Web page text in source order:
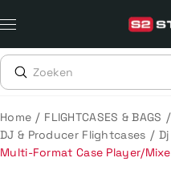
naar
content
Home / FLIGHTCASES & BAGS /
DJ & Producer Flightcases /
Multi-Format Case Player/